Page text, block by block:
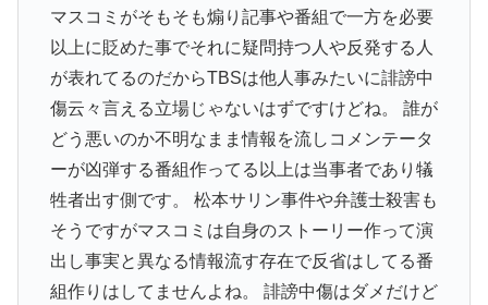
マスコミがそもそも煽り記事や番組で一方を必要
以上に貶めた事でそれに疑問持つ人や反発する人
が表れてるのだからTBSは他人事みたいに誹謗中
傷云々言える立場じゃないはずですけどね。 誰が
どう悪いのか不明なまま情報を流しコメンテータ
ーが凶弾する番組作ってる以上は当事者であり犠
牲者出す側です。 松本サリン事件や弁護士殺害も
そうですがマスコミは自身のストーリー作って演
出し事実と異なる情報流す存在で反省はしてる番
組作りはしてませんよね。 誹謗中傷はダメだけど